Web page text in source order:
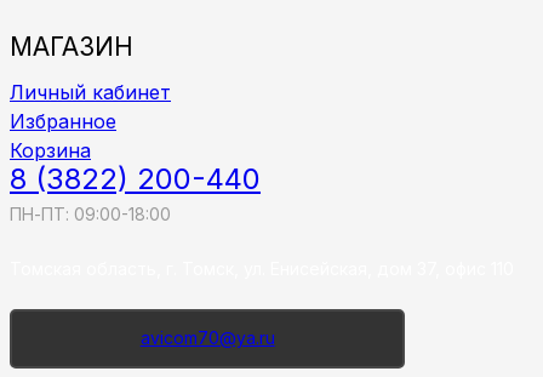
МАГАЗИН
Личный кабинет
Избранное
Корзина
8 (3822) 200-440
ПН-ПТ: 09:00-18:00
avicom70@ya.ru